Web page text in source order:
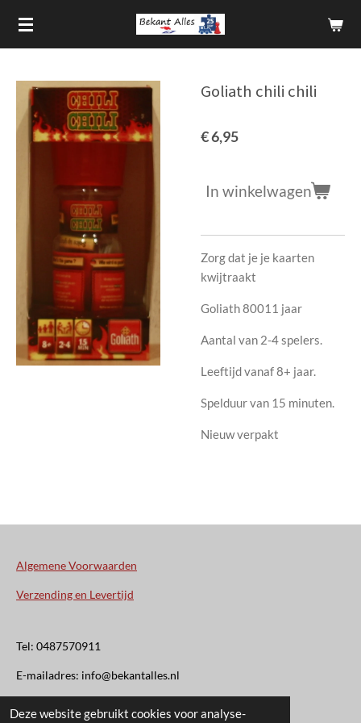
Deze website gebruikt cookies voor analyse-
Ga
direct
hoofdinhoud
Goliath chili chili
€ 6,95
In winkelwagen
Zorg dat je je kaarten
kwijtraakt
Goliath 80011 jaar
Aantal van 2-4 spelers.
Leeftijd vanaf 8+ jaar.
Spelduur van 15 minuten.
Nieuw verpakt
Algemene Voorwaarden
Verzending en Levertijd
Tel: 0487570911
E-mailadres: info@bekantalles.nl